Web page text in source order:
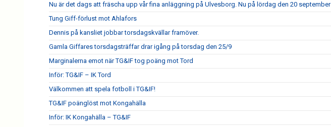
Nu är det dags att fräscha upp vår fina anläggning på Ulvesborg. Nu på lördag den 20 september
Tung Giff-förlust mot Ahlafors
Dennis på kansliet jobbar torsdagskvällar framöver.
Gamla Giffares torsdagsträffar drar igång på torsdag den 25/9
Marginalerna emot när TG&IF tog poäng mot Tord
Inför: TG&IF – IK Tord
Välkommen att spela fotboll i TG&IF!
TG&IF poänglöst mot Kongahälla
Inför: IK Kongahälla – TG&IF